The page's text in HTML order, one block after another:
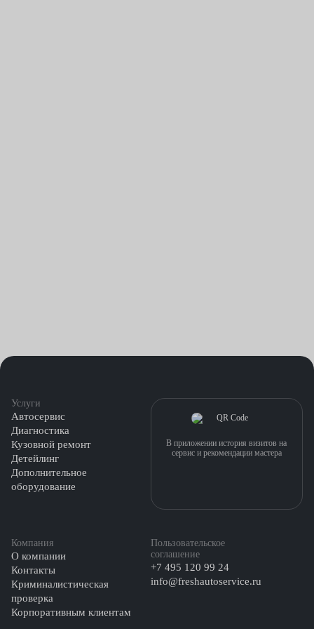
предохраняющими салон от повторного загрязнения;
Услуги
Автосервис
Диагностика
Кузовной ремонт
Детейлинг
Дополнительное
оборудование
Компания
О компании
Контакты
Криминалистическая
проверка
Корпоративным клиентам
Пользовательское
соглашение
+7 495 120 99 24
info@freshautoservice.ru
В приложении история визитов на
сервис и рекомендации мастера